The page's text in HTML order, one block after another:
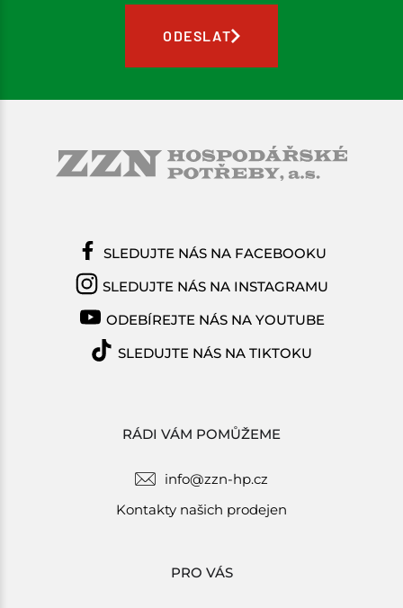
ODESLAT
RÁDI VÁM POMŮŽEME
info@zzn-hp.cz
Kontakty našich prodejen
PRO VÁS
SLEDUJTE NÁS NA FACEBOOKU
SLEDUJTE NÁS NA INSTAGRAMU
ODEBÍREJTE NÁS NA YOUTUBE
SLEDUJTE NÁS NA TIKTOKU